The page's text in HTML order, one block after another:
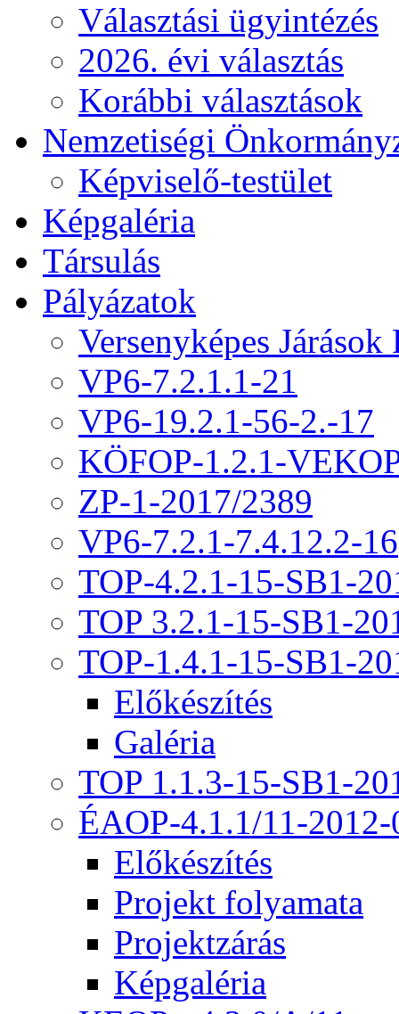
Választási ügyintézés
2026. évi választás
Korábbi választások
Nemzetiségi
Képviselő-testület
Képgaléria
Társulás
Pályázatok
Versenyképes Járások
VP6-7.2.1.1-21
VP6-19.2.1-56-2.-17
KÖFOP-1.2.1-
ZP-1-2017/2389
VP6-7.2.1-7.4.12.2-16
TOP-4.2.1-15-SB1-
TOP 3.2.1-15-SB1-
TOP-1.4.1-15-SB1-
Előkészítés
Galéria
TOP 1.1.3-15-SB1-
ÉAOP-4.1.1/11-2012-
Előkészítés
Projekt folyamata
Projektzárás
Képgaléria